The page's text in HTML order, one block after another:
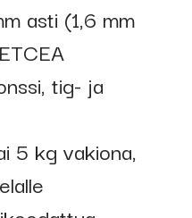
asti (1,6 mm
tig- ja
5 kg vakiona,